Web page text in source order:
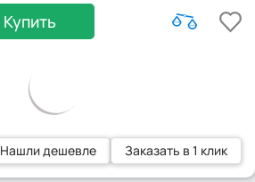
Купить
Нашли дешевле Заказать в 1 клик